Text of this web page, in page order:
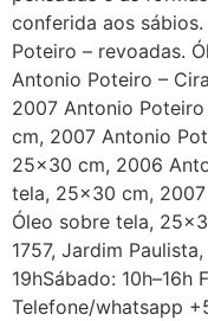
conferida aos
Poteiro – revoadas.
Antonio Poteiro –
2007 Antonio
cm, 2007 Antonio
25×30 cm, 2006
tela, 25×30 cm,
Óleo sobre tela,
1757, Jardim
19hSábado:
Telefone/whatsapp